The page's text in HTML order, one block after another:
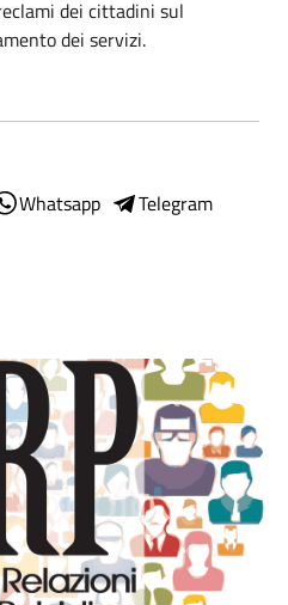
dei cittadini sul
dei servizi.
Whatsapp
Telegram